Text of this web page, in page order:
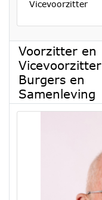
Vicevoorzitter
Voorzitter en
Vicevoorzitter
Burgers en
Samenleving